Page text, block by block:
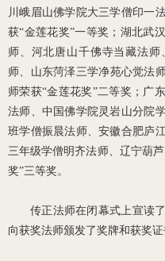
川峨眉山佛学院大三学僧印一
获“金莲花奖”一等奖；湖北武
师、河北唐山千佛寺当藏法师
师、山东菏泽三学净苑心觉法
师荣获“金莲花奖”二等奖；广
法师、中国佛学院灵岩山分院
班学僧振晨法师、安徽合肥庐
三年级学僧明齐法师、辽宁葫
奖”三等奖。
传正法师在闭幕式上宣读
向获奖法师颁发了奖牌和获奖证